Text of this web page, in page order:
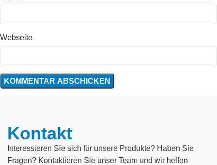
Webseite
Kontakt
Interessieren Sie sich für unsere Produkte? Haben Sie
Fragen? Kontaktieren Sie unser Team und wir helfen